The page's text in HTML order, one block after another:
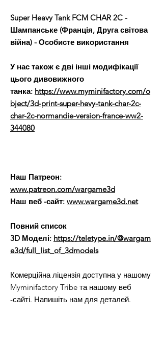
Super Heavy Tank FCM CHAR 2C -
Шампанське (Франція, Друга світова
війна) - Особисте використання
У нас також є дві інші модифікації
цього дивовижного
танка: https://www.myminifactory.com/o
bject/3d-print-super-hevy-tank-char-2c-
char-2c-normandie-version-france-ww2-
344080
Наш Патреон:
www.patreon.com/wargame3d
Наш веб -сайт: www.wargame3d.net
Повний список
3D Моделі: https://teletype.in/@wargam
e3d/full_list_of_3dmodels
Комерційна ліцензія доступна у нашому
Myminifactory Tribe та нашому веб
-сайті. Напишіть нам для деталей.